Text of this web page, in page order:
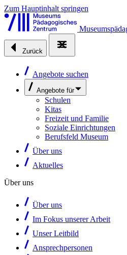
Zum Hauptinhalt springen
Zurück
Angebote suchen
Angebote für
Schulen
Kitas
Freizeit und Familie
Soziale Einrichtungen
Berufsfeld Museum
Über uns
Aktuelles
Über uns
Über uns
Im Fokus unserer Arbeit
Unser Leitbild
Ansprechpersonen